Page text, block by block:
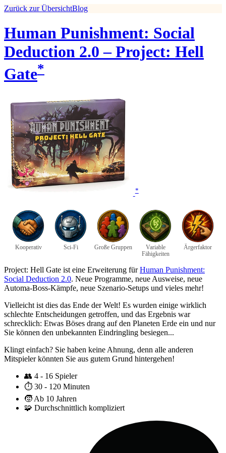
Zurück zur ÜbersichtBlog
Human Punishment: Social
Deduction 2.0 – Project: Hell
Gate*
*
Kooperativ Sci-Fi Große Gruppen
Variable
Fähigkeiten
Ärgerfaktor
Project: Hell Gate ist eine Erweiterung fürHuman Punishment:
Social Deduction 2.0. Neue Programme, neue Ausweise, neue
Automa-Boss-Kämpfe, neue Szenario-Setups und vieles mehr!
Vielleicht ist dies das Ende der Welt! Es wurden einige wirklich
schlechte Entscheidungen getroffen, und das Ergebnis war
schrecklich: Etwas Böses drang auf den Planeten Erde ein und nur
Sie können den unbekannten Eindringling besiegen...
Klingt einfach? Sie haben keine Ahnung, denn alle anderen
Mitspieler könnten Sie aus gutem Grund hintergehen!
👥 4 - 16 Spieler
⏱️ 30 - 120 Minuten
🧒 Ab 10 Jahren
🧩 Durchschnittlich kompliziert